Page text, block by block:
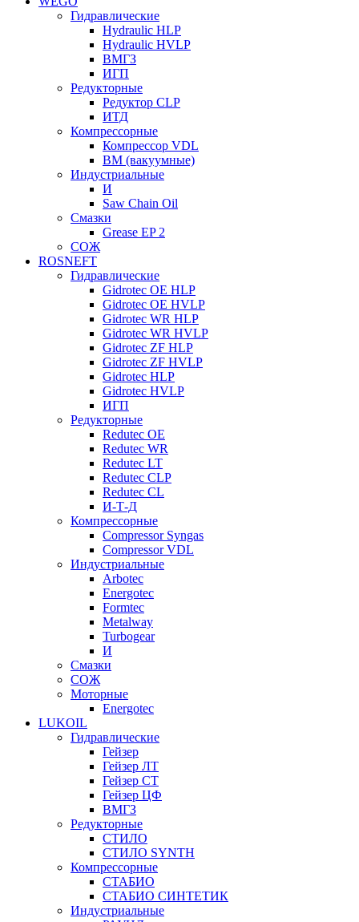
Гидравлические
Hydraulic HLP
Hydraulic HVLP
ВМГЗ
ИГП
Редукторные
Редуктор CLP
ИТД
Компрессорные
Компрессор VDL
ВМ (вакуумные)
Индустриальные
И
Saw Chain Oil
Смазки
Grease EP 2
СОЖ
ROSNEFT
Гидравлические
Gidrotec OE HLP
Gidrotec OE HVLP
Gidrotec WR HLP
Gidrotec WR HVLP
Gidrotec ZF HLP
Gidrotec ZF HVLP
Gidrotec HLP
Gidrotec HVLP
ИГП
Редукторные
Redutec OE
Redutec WR
Redutec LT
Redutec CLP
Redutec CL
И-Т-Д
Компрессорные
Compressor Syngas
Compressor VDL
Индустриальные
Arbotec
Energotec
Formtec
Metalway
Turbogear
И
Смазки
СОЖ
Моторные
Energotec
LUKOIL
Гидравлические
Гейзер
Гейзер ЛТ
Гейзер СТ
Гейзер ЦФ
ВМГЗ
Редукторные
СТИЛО
СТИЛО SYNTH
Компрессорные
СТАБИО
СТАБИО СИНТЕТИК
Индустриальные